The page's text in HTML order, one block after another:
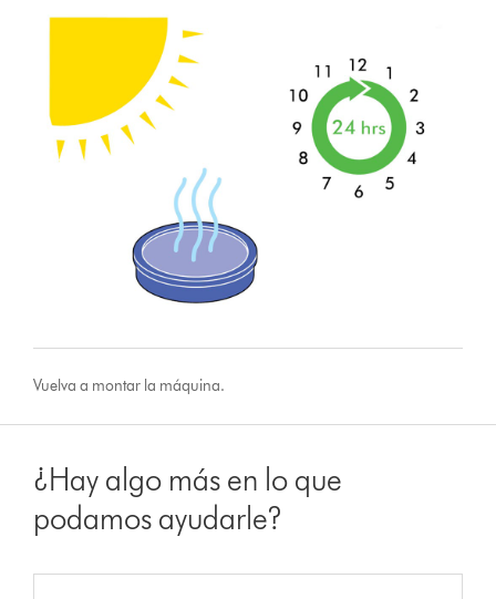
Vuelva a montar la máquina.
¿Hay algo más en lo que
podamos ayudarle?